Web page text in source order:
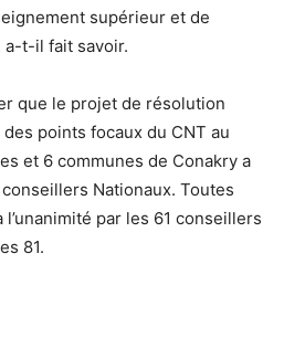
supérieur et de
t-il fait savoir.
que le projet de résolution
points focaux du CNT au
et 6 communes de Conakry a
Nationaux. Toutes
par les 61 conseillers
81.